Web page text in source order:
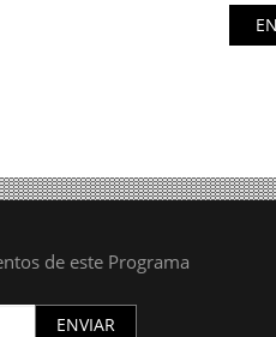
de este Programa
ENVIAR